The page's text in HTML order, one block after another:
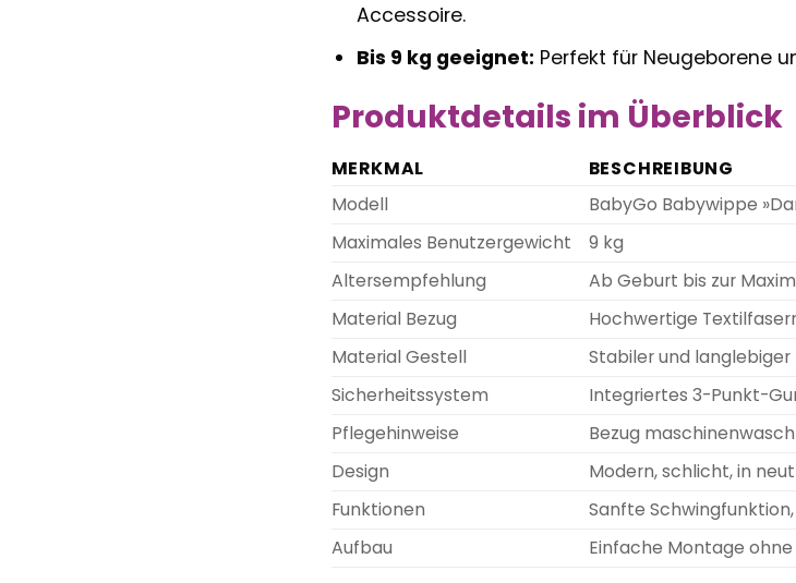
Accessoire.
Bis 9 kg geeignet: Perfekt für Neugeborene
Produktdetails im Überblick
MERKMAL
BESCHREIBUNG
Modell
BabyGo Babywippe
Maximales Benutzergewicht
9 kg
Altersempfehlung
Ab Geburt bis zur
Material Bezug
Hochwertige
Material Gestell
Stabiler und
Sicherheitssystem
Integriertes 3-Punkt-
Pflegehinweise
Bezug
Design
Modern, schlicht, in
Funktionen
Sanfte
Aufbau
Einfache Montage ohne